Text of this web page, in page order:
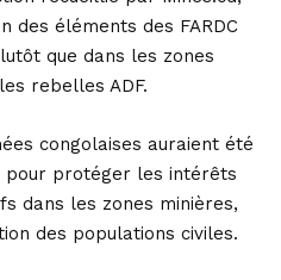
des éléments des FARDC
que dans les zones
rebelles ADF.
congolaises auraient été
protéger les intérêts
dans les zones minières,
des populations civiles.